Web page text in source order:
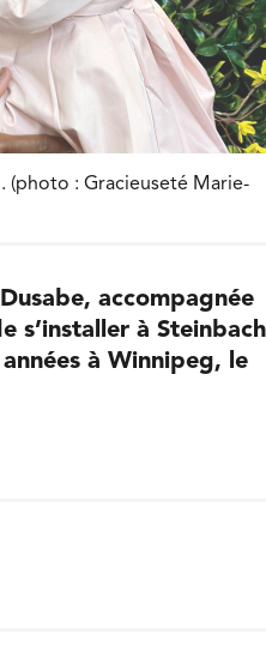
(photo : Gracieuseté Marie-
accompagnée
s’installer à Steinbach
à Winnipeg, le